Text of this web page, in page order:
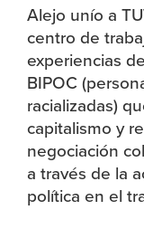
Alejo unío a
centro de
experiencias
BIPOC
racializadas)
capitalismo y
negociación
a través de la
política en el